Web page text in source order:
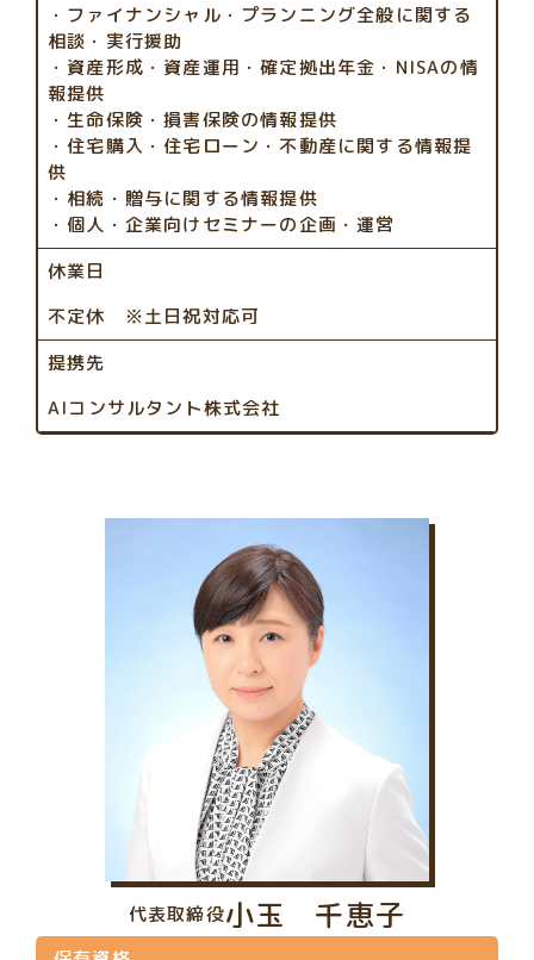
・ファイナンシャル・プランニング全般に関する
相談・実行援助
・資産形成・資産運用・確定拠出年金・NISAの情
報提供
・生命保険・損害保険の情報提供
・住宅購入・住宅ローン・不動産に関する情報提
供
・相続・贈与に関する情報提供
・個人・企業向けセミナーの企画・運営
休業日
不定休 ※土日祝対応可
提携先
AIコンサルタント株式会社
代表取締役小玉 千恵子